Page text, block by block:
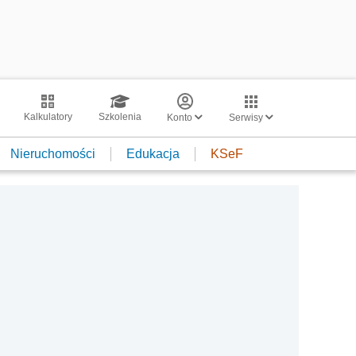
Kalkulatory Szkolenia Konto Serwisy
Nieruchomości Edukacja KSeF